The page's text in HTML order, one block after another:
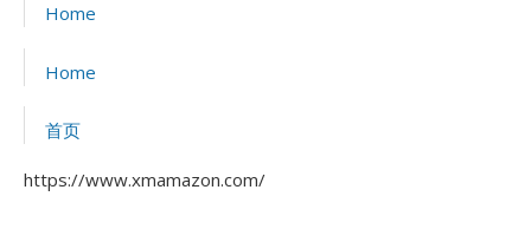
Home
Home
首页
https://www.xmamazon.com/